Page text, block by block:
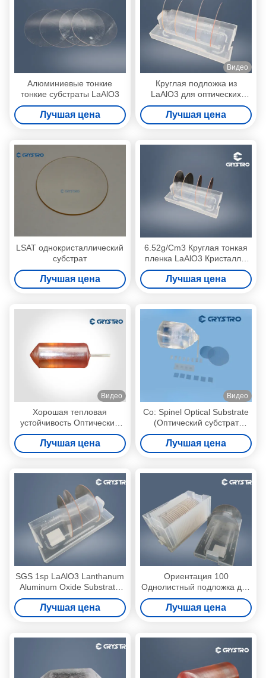
Алюминиевые тонкие
тонкие субстраты LaAlO3
Лучшая цена
Видео
Круглая подложка из
LaAlO3 для оптических
применений
Лучшая цена
LSAT однокристаллический
субстрат
Лучшая цена
6.52g/Cm3 Круглая тонкая
пленка LaAlO3 Кристаллы
вафры Двухсторонняя
полировка
Лучшая цена
Видео
Хорошая тепловая
устойчивость Оптический
субстрат
однокристаллический LaO
Лучшая цена
Видео
Co: Spinel Optical Substrate
(Оптический субстрат
спинеля)
Лучшая цена
SGS 1sp LaAlO3 Lanthanum
Aluminum Oxide Substrate
Low Loss Микроволновая
Лучшая цена
Ориентация 100
Однолистный подложка для
микроволновых пластин
LaAlO3
Лучшая цена